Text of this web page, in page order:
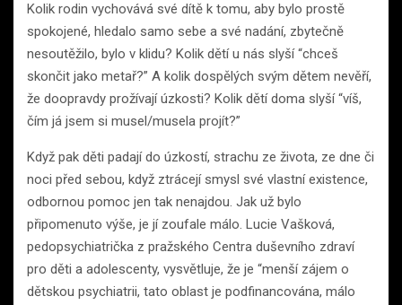
Kolik rodin vychovává své dítě k tomu, aby bylo prostě
spokojené, hledalo samo sebe a své nadání, zbytečně
nesoutěžilo, bylo v klidu? Kolik dětí u nás slyší “chceš
skončit jako metař?” A kolik dospělých svým dětem nevěří,
že doopravdy prožívají úzkosti? Kolik dětí doma slyší “víš,
čím já jsem si musel/musela projít?”
Když pak děti padají do úzkostí, strachu ze života, ze dne či
noci před sebou, když ztrácejí smysl své vlastní existence,
odbornou pomoc jen tak nenajdou. Jak už bylo
připomenuto výše, je jí zoufale málo. Lucie Vašková,
pedopsychiatrička z pražského Centra duševního zdraví
pro děti a adolescenty, vysvětluje, že je “menší zájem o
dětskou psychiatrii, tato oblast je podfinancována, málo